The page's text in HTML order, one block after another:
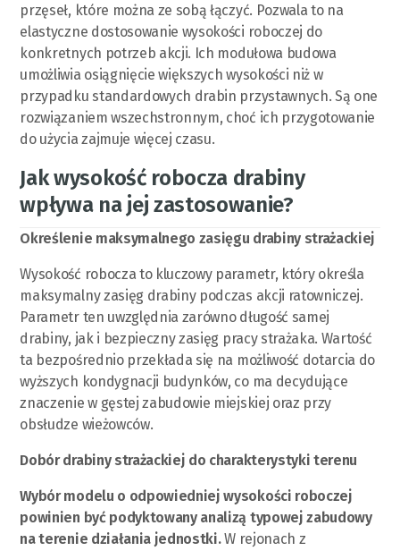
przęseł, które można ze sobą łączyć. Pozwala to na
elastyczne dostosowanie wysokości roboczej do
konkretnych potrzeb akcji. Ich modułowa budowa
umożliwia osiągnięcie większych wysokości niż w
przypadku standardowych drabin przystawnych. Są one
rozwiązaniem wszechstronnym, choć ich przygotowanie
do użycia zajmuje więcej czasu.
Jak wysokość robocza drabiny
wpływa na jej zastosowanie?
Określenie maksymalnego zasięgu drabiny strażackiej
Wysokość robocza to kluczowy parametr, który określa
maksymalny zasięg drabiny podczas akcji ratowniczej.
Parametr ten uwzględnia zarówno długość samej
drabiny, jak i bezpieczny zasięg pracy strażaka. Wartość
ta bezpośrednio przekłada się na możliwość dotarcia do
wyższych kondygnacji budynków, co ma decydujące
znaczenie w gęstej zabudowie miejskiej oraz przy
obsłudze wieżowców.
Dobór drabiny strażackiej do charakterystyki terenu
Wybór modelu o odpowiedniej wysokości roboczej
powinien być podyktowany analizą typowej zabudowy
na terenie działania jednostki.W rejonach z